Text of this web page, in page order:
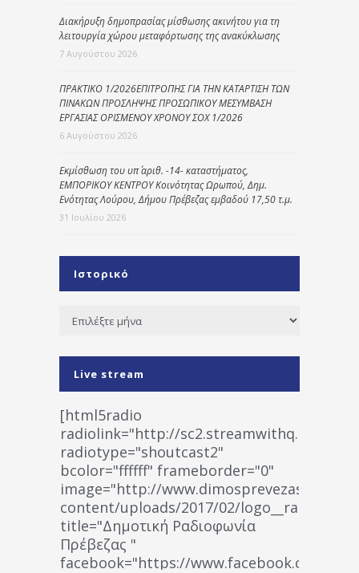
Διακήρυξη δημοπρασίας μίσθωσης ακινήτου για τη
λειτουργία χώρου μεταφόρτωσης της ανακύκλωσης
7 Αυγούστου 2026
ΠΡΑΚΤΙΚΟ 1/2026ΕΠΙΤΡΟΠΗΣ ΓΙΑ ΤΗΝ ΚΑΤΑΡΤΙΣΗ ΤΩΝ
ΠΙΝΑΚΩΝ ΠΡΟΣΛΗΨΗΣ ΠΡΟΣΩΠΙΚΟΥ ΜΕΣΥΜΒΑΣΗ
ΕΡΓΑΣΙΑΣ ΟΡΙΣΜΕΝΟΥ ΧΡΟΝΟΥ ΣΟΧ 1/2026
6 Αυγούστου 2026
Εκμίσθωση του υπ΄ αριθ. -14- καταστήματος,
ΕΜΠΟΡΙΚΟΥ ΚΕΝΤΡΟΥ Κοινότητας Ωρωπού, Δημ.
Ενότητας Λούρου, Δήμου Πρέβεζας εμβαδού 17,50 τ.μ.
31 Ιουλίου 2026
Ιστορικό
Ιστορικό
Live stream
[html5radio
radiolink="http://
radiotype="shoutcast2"
bcolor="ffffff" frameborder="0"
image="http://www.dimosprevezas.gr/wp-
content/uploads/2017/02/
title="Δημοτική Ραδιοφωνία
Πρέβεζας "
facebook="https://www.facebook.com/